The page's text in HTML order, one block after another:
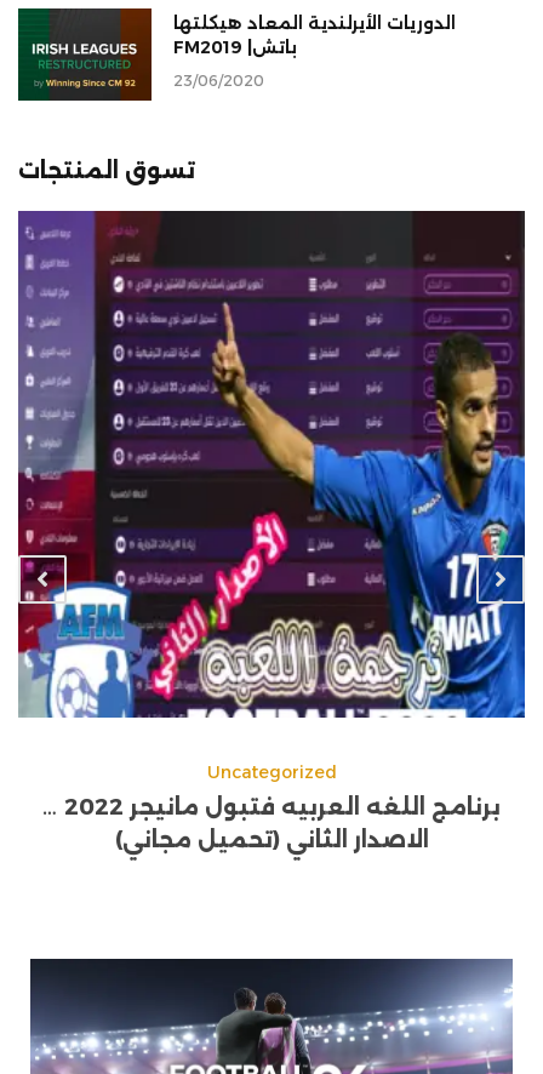
الدوريات الأيرلندية المعاد هيكلتها
FM2019 |باتش
23/06/2020
تسوق المنتجات
Uncategorized
برنامج اللغه العربيه فتبول مانيجر 2022 …
الاصدار الثاني (تحميل مجاني)